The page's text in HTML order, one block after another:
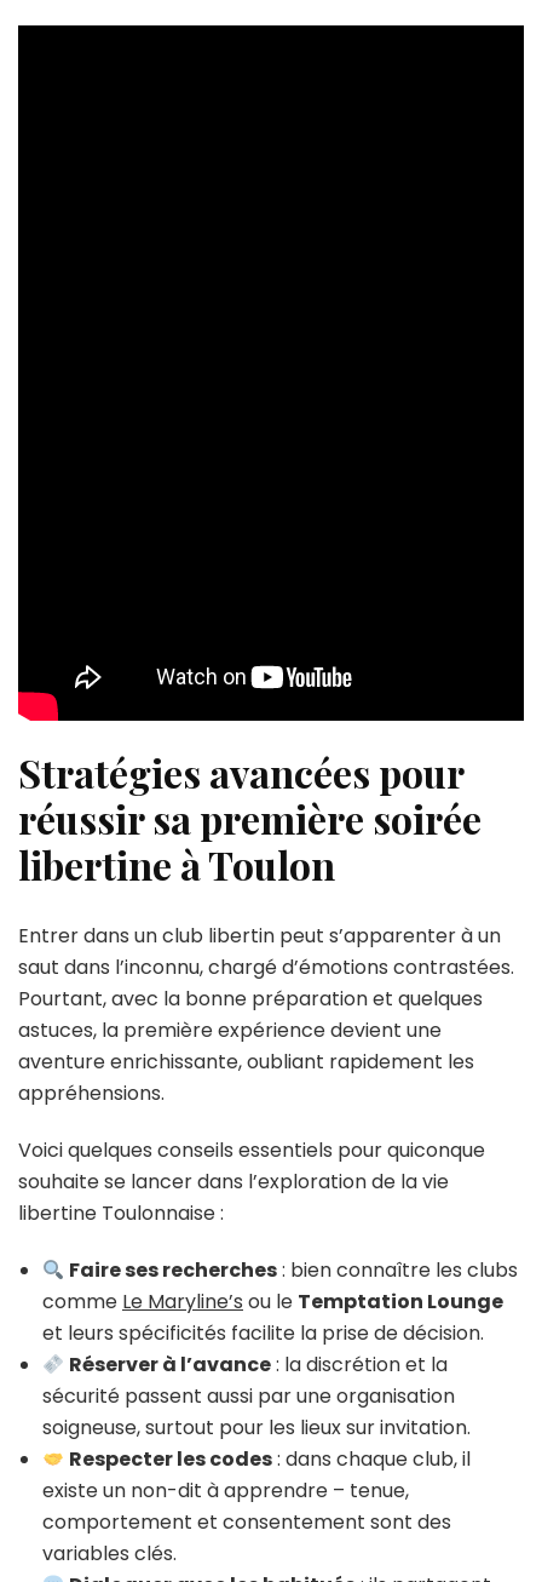
Stratégies avancées pour
réussir sa première soirée
libertine à Toulon
Entrer dans un club libertin peut s’apparenter à un
saut dans l’inconnu, chargé d’émotions contrastées.
Pourtant, avec la bonne préparation et quelques
astuces, la première expérience devient une
aventure enrichissante, oubliant rapidement les
appréhensions.
Voici quelques conseils essentiels pour quiconque
souhaite se lancer dans l’exploration de la vie
libertine Toulonnaise :
Faire ses recherches: bien connaître les clubs
comme Le Maryline’s ou le Temptation Lounge
et leurs spécificités facilite la prise de décision.
Réserver à l’avance: la discrétion et la
sécurité passent aussi par une organisation
soigneuse, surtout pour les lieux sur invitation.
Respecter les codes: dans chaque club, il
existe un non-dit à apprendre – tenue,
comportement et consentement sont des
variables clés.